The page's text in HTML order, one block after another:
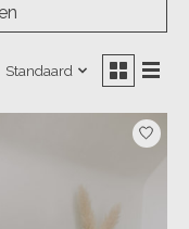
Standaard